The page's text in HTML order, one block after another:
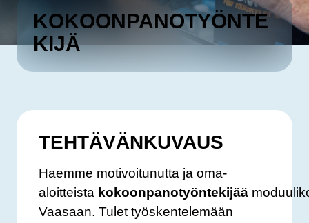
KOKOONPANOTYÖNTE
KIJÄ
TEHTÄVÄNKUVAUS
Haemme motivoitunutta ja oma-
aloitteista kokoonpanotyöntekijää
Vaasaan. Tulet työskentelemään